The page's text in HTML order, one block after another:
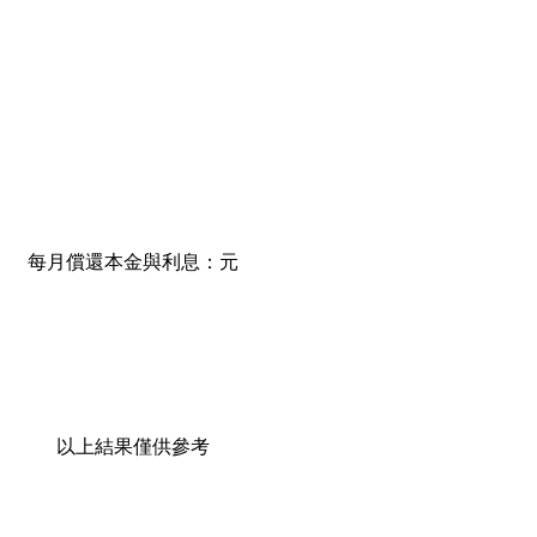
每月償還本金與利息： 元
以上結果僅供參考